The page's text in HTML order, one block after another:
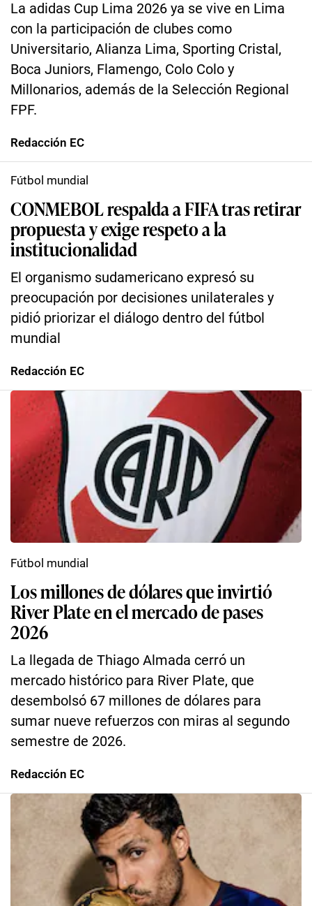
La adidas Cup Lima 2026 ya se vive en Lima
con la participación de clubes como
Universitario, Alianza Lima, Sporting Cristal,
Boca Juniors, Flamengo, Colo Colo y
Millonarios, además de la Selección Regional
FPF.
Redacción EC
CONMEBOL respalda a FIFA tras retirar
propuesta y exige respeto a la
institucionalidad
El organismo sudamericano expresó su
preocupación por decisiones unilaterales y
pidió priorizar el diálogo dentro del fútbol
mundial
Fútbol mundial
Redacción EC
Los millones de dólares que invirtió
River Plate en el mercado de pases
2026
La llegada de Thiago Almada cerró un
mercado histórico para River Plate, que
desembolsó 67 millones de dólares para
sumar nueve refuerzos con miras al segundo
semestre de 2026.
Fútbol mundial
Redacción EC